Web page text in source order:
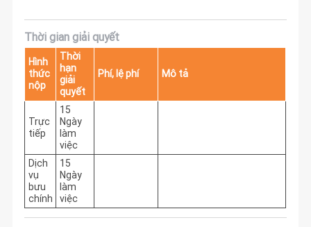
Thời gian giải quyết
Hình
thức
nộp
Thời
hạn
giải
quyết
Phí, lệ phí Mô tả
Trực
tiếp
15
Ngày
làm
việc
Dịch
vụ
bưu
chính
15
Ngày
làm
việc